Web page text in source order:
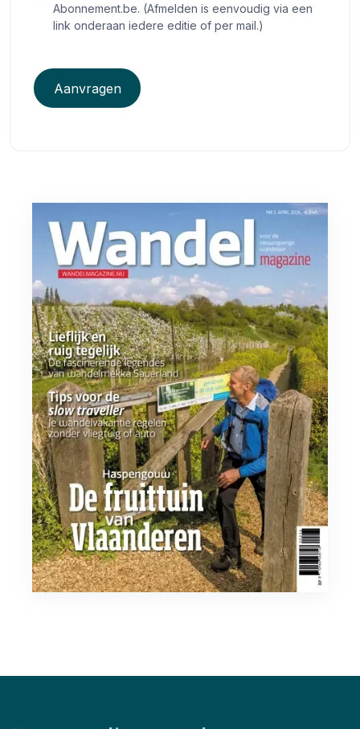
Abonnement.be. (Afmelden is eenvoudig via een
link onderaan iedere editie of per mail.)
Aanvragen